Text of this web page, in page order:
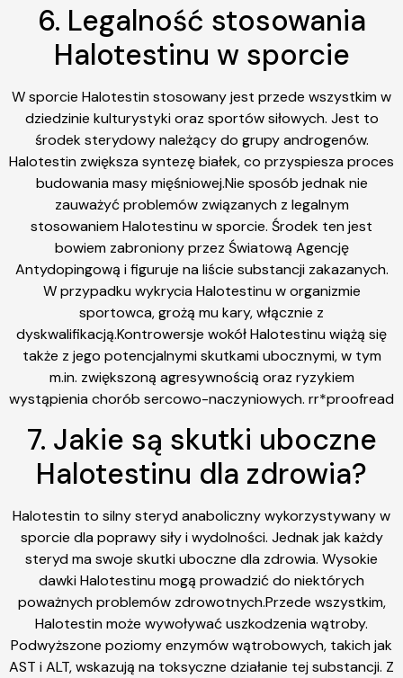
6. Legalność stosowania
Halotestinu w sporcie
W sporcie Halotestin stosowany jest przede wszystkim w
dziedzinie kulturystyki oraz sportów siłowych. Jest to
środek sterydowy należący do grupy androgenów.
Halotestin zwiększa syntezę białek, co przyspiesza proces
budowania masy mięśniowej.Nie sposób jednak nie
zauważyć problemów związanych z legalnym
stosowaniem Halotestinu w sporcie. Środek ten jest
bowiem zabroniony przez Światową Agencję
Antydopingową i figuruje na liście substancji zakazanych.
W przypadku wykrycia Halotestinu w organizmie
sportowca, grożą mu kary, włącznie z
dyskwalifikacją.Kontrowersje wokół Halotestinu wiążą się
także z jego potencjalnymi skutkami ubocznymi, w tym
m.in. zwiększoną agresywnością oraz ryzykiem
wystąpienia chorób sercowo-naczyniowych. rr*proofread
7. Jakie są skutki uboczne
Halotestinu dla zdrowia?
Halotestin to silny steryd anaboliczny wykorzystywany w
sporcie dla poprawy siły i wydolności. Jednak jak każdy
steryd ma swoje skutki uboczne dla zdrowia. Wysokie
dawki Halotestinu mogą prowadzić do niektórych
poważnych problemów zdrowotnych.Przede wszystkim,
Halotestin może wywoływać uszkodzenia wątroby.
Podwyższone poziomy enzymów wątrobowych, takich jak
AST i ALT, wskazują na toksyczne działanie tej substancji. Z